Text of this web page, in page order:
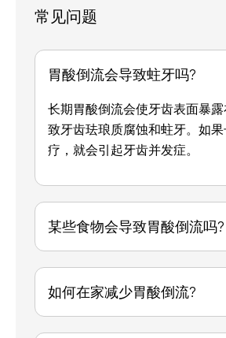
常见问题
胃酸倒流会导致蛀牙吗?
长期胃酸倒流会使牙齿表面暴
致牙齿珐琅质腐蚀和蛀牙。如
疗，就会引起牙齿并发症。
某些食物会导致胃酸倒流吗?
如何在家减少胃酸倒流?